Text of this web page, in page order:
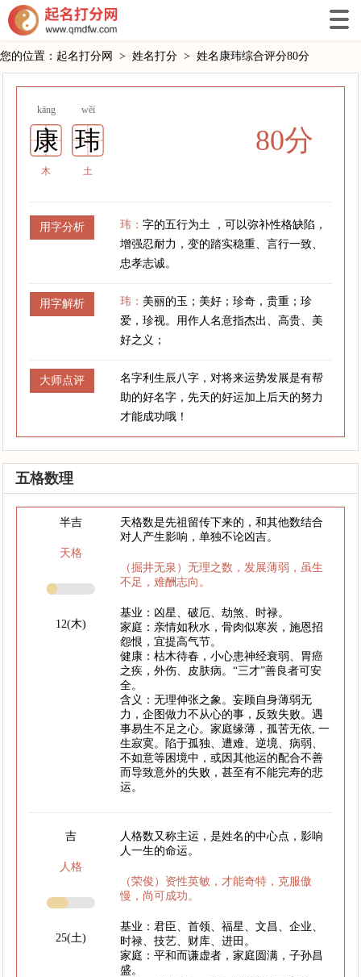
您的位置： 起名打分网 > 姓名打分 > 姓名康玮综合评分80分
kāng wěi
康 玮
木 土
80分
用字分析 玮：字的五行为土 ，可以弥补性格缺陷，
增强忍耐力，变的踏实稳重、言行一致、
忠孝志诚。
用字解析 玮： 美丽的玉；美好；珍奇，贵重；珍
爱，珍视。用作人名意指杰出、高贵、美
好之义；
大师点评
名字利生辰八字，对将来运势发展是有帮
助的好名字，先天的好运加上后天的努力
才能成功哦！
五格数理
半吉
天格
12(木)
天格数是先祖留传下来的，和其他数结合
对人产生影响，单独不论凶吉。
（掘井无泉）无理之数，发展薄弱，虽生
不足，难酬志向。
基业：凶星、破厄、劫煞、时禄。
家庭：亲情如秋水，骨肉似寒炭，施恩招
怨恨，宜提高气节。
健康：枯木待春，小心患神经衰弱、胃癌
之疾，外伤、皮肤病。“三才”善良者可安
全。
含义：无理伸张之象。妄顾自身薄弱无
力，企图做力不从心的事，反致失败。遇
事易生不足之心。家庭缘薄，孤苦无依, 一
生寂寞。陷于孤独、遭难、逆境、病弱、
不如意等困境中，或因其他运的配合不善
而导致意外的失败，甚至有不能完寿的悲
运。
吉
人格
25(土)
人格数又称主运，是姓名的中心点，影响
人一生的命运。
（荣俊）资性英敏，才能奇特，克服傲
慢，尚可成功。
基业：君臣、首领、福星、文昌、企业、
时禄、技艺、财库、进田。
家庭：平和而谦虚者，家庭圆满，子孙昌
盛。